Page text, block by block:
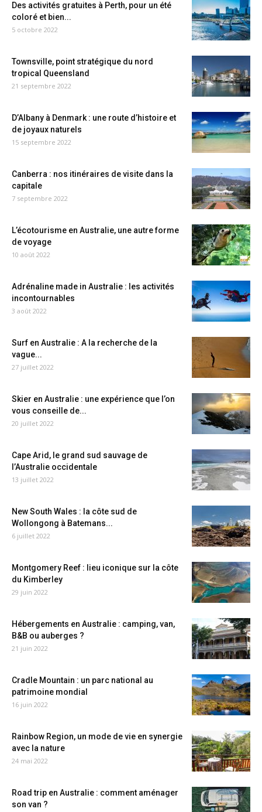
Des activités gratuites à Perth, pour un été
coloré et bien...
5 octobre 2022
Townsville, point stratégique du nord
tropical Queensland
21 septembre 2022
D’Albany à Denmark : une route d’histoire et
de joyaux naturels
15 septembre 2022
Canberra : nos itinéraires de visite dans la
capitale
7 septembre 2022
L’écotourisme en Australie, une autre forme
de voyage
10 août 2022
Adrénaline made in Australie : les activités
incontournables
3 août 2022
Surf en Australie : A la recherche de la
vague...
27 juillet 2022
Skier en Australie : une expérience que l’on
vous conseille de...
20 juillet 2022
Cape Arid, le grand sud sauvage de
l’Australie occidentale
13 juillet 2022
New South Wales : la côte sud de
Wollongong à Batemans...
6 juillet 2022
Montgomery Reef : lieu iconique sur la côte
du Kimberley
29 juin 2022
Hébergements en Australie : camping, van,
B&B ou auberges ?
21 juin 2022
Cradle Mountain : un parc national au
patrimoine mondial
16 juin 2022
Rainbow Region, un mode de vie en synergie
avec la nature
24 mai 2022
Road trip en Australie : comment aménager
son van ?